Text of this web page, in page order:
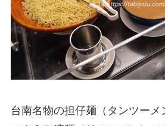
台南名物の担仔麺（タンツーメ